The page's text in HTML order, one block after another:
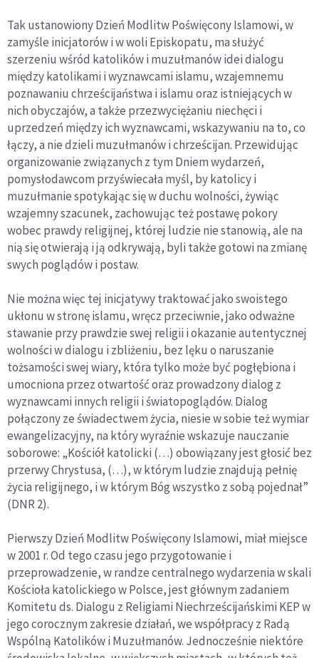
Tak ustanowiony Dzień Modlitw Poświęcony Islamowi, w
zamyśle inicjatorów i w woli Episkopatu, ma służyć
szerzeniu wśród katolików i muzułmanów idei dialogu
między katolikami i wyznawcami islamu, wzajemnemu
poznawaniu chrześcijaństwa i islamu oraz istniejących w
nich obyczajów, a także przezwyciężaniu niechęci i
uprzedzeń między ich wyznawcami, wskazywaniu na to, co
łączy, a nie dzieli muzułmanów i chrześcijan. Przewidując
organizowanie związanych z tym Dniem wydarzeń,
pomysłodawcom przyświecała myśl, by katolicy i
muzułmanie spotykając się w duchu wolności, żywiąc
wzajemny szacunek, zachowując też postawę pokory
wobec prawdy religijnej, której ludzie nie stanowią, ale na
nią się otwierają i ją odkrywają, byli także gotowi na zmianę
swych poglądów i postaw.
Nie można więc tej inicjatywy traktować jako swoistego
ukłonu w stronę islamu, wręcz przeciwnie, jako odważne
stawanie przy prawdzie swej religii i okazanie autentycznej
wolności w dialogu i zbliżeniu, bez lęku o naruszanie
tożsamości swej wiary, która tylko może być pogłębiona i
umocniona przez otwartość oraz prowadzony dialog z
wyznawcami innych religii i światopoglądów. Dialog
połączony ze świadectwem życia, niesie w sobie też wymiar
ewangelizacyjny, na który wyraźnie wskazuje nauczanie
soborowe: „Kościół katolicki (…) obowiązany jest głosić bez
przerwy Chrystusa, (…), w którym ludzie znajdują pełnię
życia religijnego, i w którym Bóg wszystko z sobą pojednał”
(DNR 2).
Pierwszy Dzień Modlitw Poświęcony Islamowi, miał miejsce
w 2001 r. Od tego czasu jego przygotowanie i
przeprowadzenie, w randze centralnego wydarzenia w skali
Kościoła katolickiego w Polsce, jest głównym zadaniem
Komitetu ds. Dialogu z Religiami Niechrześcijańskimi KEP w
jego corocznym zakresie działań, we współpracy z Radą
Wspólną Katolików i Muzułmanów. Jednocześnie niektóre